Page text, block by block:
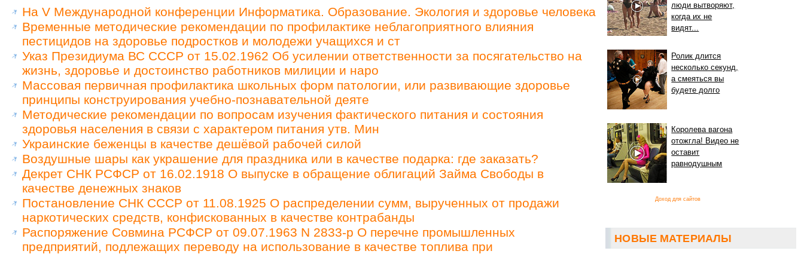
люди вытворяют,
когда их не
видят...
Ролик длится
несколько секунд,
а смеяться вы
будете долго
Королева вагона
отожгла! Видео не
оставит
равнодушным
Доход для сайтов
НОВЫЕ МАТЕРИАЛЫ
На V Международной конференции Информатика. Образование. Экология и здоровье человека
Временные методические рекомендации по профилактике неблагоприятного влияния
пестицидов на здоровье подростков и молодежи учащихся и ст
Указ Президиума ВС СССР от 15.02.1962 Об усилении ответственности за посягательство на
жизнь, здоровье и достоинство работников милиции и наро
Массовая первичная профилактика школьных форм патологии, или развивающие здоровье
принципы конструирования учебно-познавательной деяте
Методические рекомендации по вопросам изучения фактического питания и состояния
здоровья населения в связи с характером питания утв. Мин
Украинские беженцы в качестве дешёвой рабочей силой
Воздушные шары как украшение для праздника или в качестве подарка: где заказать?
Декрет СНК РСФСР от 16.02.1918 О выпуске в обращение облигаций Займа Свободы в
качестве денежных знаков
Постановление СНК СССР от 11.08.1925 О распределении сумм, вырученных от продажи
наркотических средств, конфискованных в качестве контрабанды
Распоряжение Совмина РСФСР от 09.07.1963 N 2833-р О перечне промышленных
предприятий, подлежащих переводу на использование в качестве топлива при